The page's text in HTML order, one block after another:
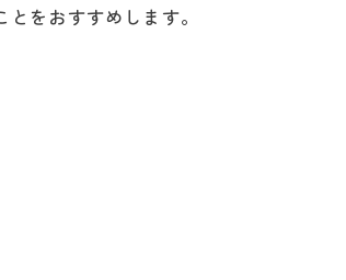
をおすすめします。